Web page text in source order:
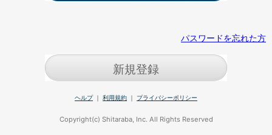
パスワードを忘れた方
新規登録
ヘルプ｜ 利用規約 ｜ プライバシーポリシー
Copyright(c) Shitaraba, Inc. All Rights Reserved